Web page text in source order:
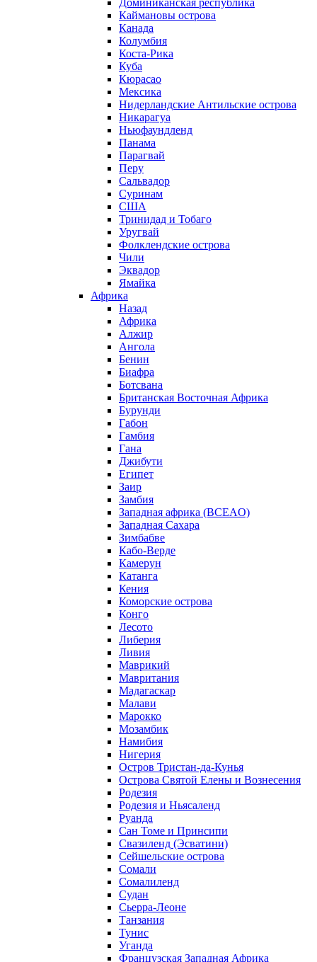
Доминиканская республика
Каймановы острова
Канада
Колумбия
Коста-Рика
Куба
Кюрасао
Мексика
Нидерландские Антильские острова
Никарагуа
Ньюфаундленд
Панама
Парагвай
Перу
Сальвадор
Суринам
США
Тринидад и Тобаго
Уругвай
Фолклендские острова
Чили
Эквадор
Ямайка
Африка
Назад
Африка
Алжир
Ангола
Бенин
Биафра
Ботсвана
Британская Восточная Африка
Бурунди
Габон
Гамбия
Гана
Джибути
Египет
Заир
Замбия
Западная африка (BCEAO)
Западная Сахара
Зимбабве
Кабо-Верде
Камерун
Катанга
Кения
Коморские острова
Конго
Лесото
Либерия
Ливия
Маврикий
Мавритания
Мадагаскар
Малави
Марокко
Мозамбик
Намибия
Нигерия
Остров Тристан-да-Кунья
Острова Святой Елены и Вознесения
Родезия
Родезия и Ньясаленд
Руанда
Сан Томе и Принсипи
Свазиленд (Эсватини)
Сейшельские острова
Сомали
Сомалиленд
Судан
Сьерра-Леоне
Танзания
Тунис
Уганда
Французская Западная Африка